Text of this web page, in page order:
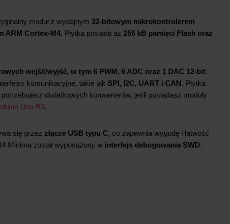
moduł z wydajnym 32-bitowym mikrokontrolerem
ARM Cortex-M4. Płytka posiada aż 256 kB pamięci Flash oraz
wejść/wyjść, w tym 6 PWM, 6 ADC oraz 1 DAC 12-bit.
komunikacyjne, takie jak SPI, I2C, UART i CAN. Płytka
potrzebujesz dodatkowych konwerterów, jeśli posiadasz moduły
Uno R3.
się przez złącze USB typu C, co zapewnia wygodę i łatwość
Minima został wyposażony w interfejs debugowania SWD.